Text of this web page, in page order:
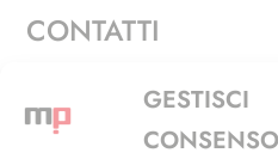
GESTISCI
CONSENSO
CONTATTI
Via Alfieri, 27 -
+39 02 4846 3155